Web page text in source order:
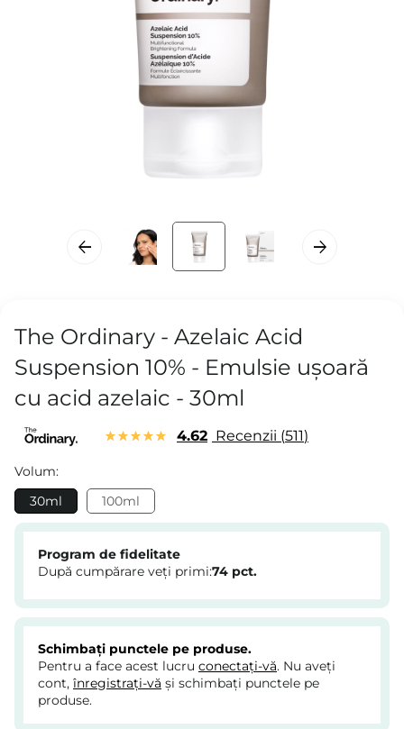
The Ordinary - Azelaic Acid
Suspension 10% - Emulsie ușoară
cu acid azelaic - 30ml
4.62 Recenzii 511
Volum:
30ml
100ml
Program de fidelitate
După cumpărare veți primi:74 pct.
Schimbați punctele pe produse.
Pentru a face acest lucru conectați-vă. Nu aveți
cont, înregistrați-vă și schimbați punctele pe
produse.